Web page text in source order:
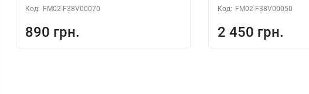
Код: FM02-F38V00070
890 грн.
Код: FM02-F38V00050
2 450 грн.